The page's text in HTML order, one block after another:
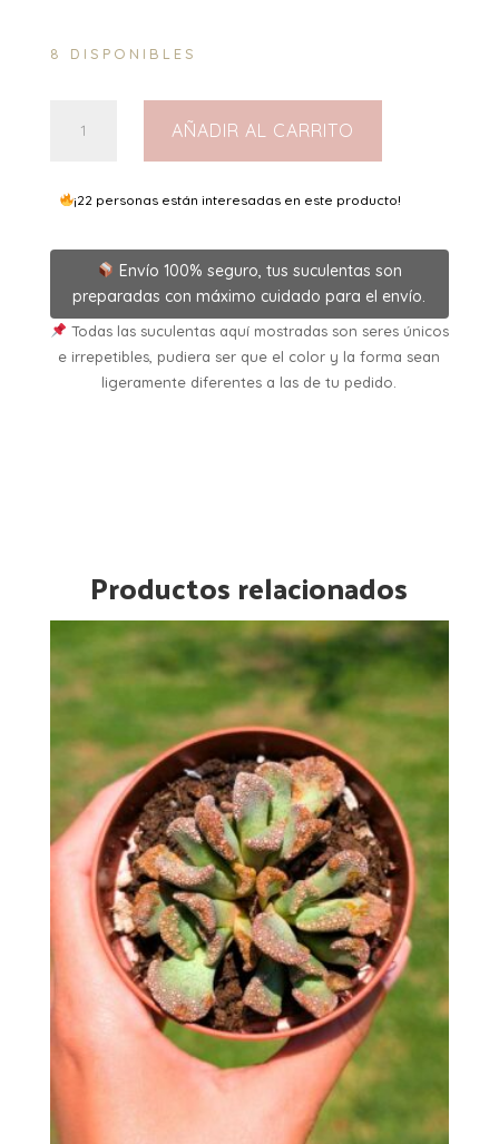
8 DISPONIBLES
Delaetii
cantidad
AÑADIR AL CARRITO
¡22 personas están interesadas en este producto!
Envío 100% seguro, tus suculentas son
preparadas con máximo cuidado para el envío.
Todas las suculentas aquí mostradas son seres únicos
e irrepetibles, pudiera ser que el color y la forma sean
ligeramente diferentes a las de tu pedido.
Productos relacionados